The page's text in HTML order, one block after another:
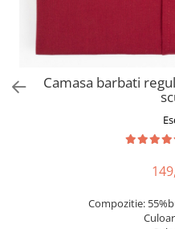
Camasa barbati
Compozitie: